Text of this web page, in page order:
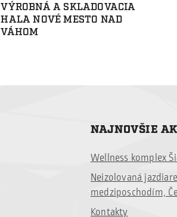
VÝROBNÁ A SKLADOVACIA
HALA NOVÉ MESTO NAD
VÁHOM
NAJNOVŠIE
Wellness komplex
Neizolovaná
medziposchodím,
Kontakty